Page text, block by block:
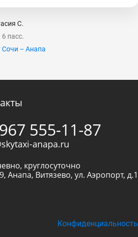
С.
пасс.
Сочи – Анапа
555-11-87
anapa.ru
круглосуточно
, Анапа, Витязево, ул. Аэропорт, д.1
Конфиденциальность